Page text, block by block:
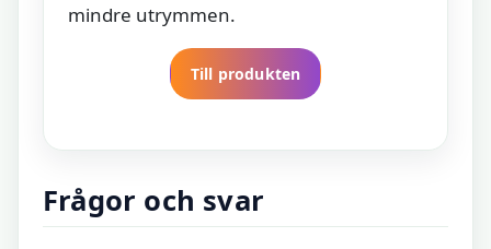
mindre utrymmen.
Till produkten
Frågor och svar